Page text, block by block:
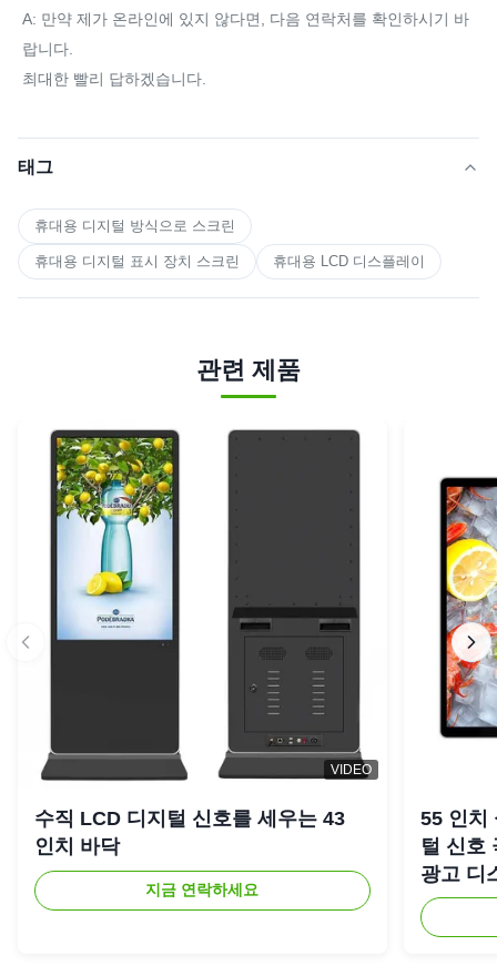
A: 만약 제가 온라인에 있지 않다면, 다음 연락처를 확인하시기 바
랍니다.
최대한 빨리 답하겠습니다.
태그
휴대용 디지털 방식으로 스크린
휴대용 디지털 표시 장치 스크린 휴대용 LCD 디스플레이
관련 제품
VIDEO
수직 LCD 디지털 신호를 세우는 43
인치 바닥
지금 연락하세요
55 인치
털 신호
광고 디